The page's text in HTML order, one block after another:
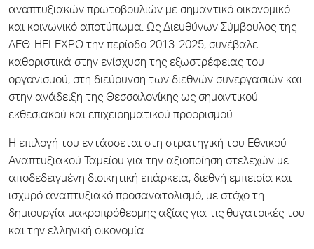
αναπτυξιακών πρωτοβουλιών με σημαντικό οικονομικό
και κοινωνικό αποτύπωμα. Ως Διευθύνων Σύμβουλος της
ΔΕΘ-HELEXPO την περίοδο 2013-2025, συνέβαλε
καθοριστικά στην ενίσχυση της εξωστρέφειας του
οργανισμού, στη διεύρυνση των διεθνών συνεργασιών και
στην ανάδειξη της Θεσσαλονίκης ως σημαντικού
εκθεσιακού και επιχειρηματικού προορισμού.
Η επιλογή του εντάσσεται στη στρατηγική του Εθνικού
Αναπτυξιακού Ταμείου για την αξιοποίηση στελεχών με
αποδεδειγμένη διοικητική επάρκεια, διεθνή εμπειρία και
ισχυρό αναπτυξιακό προσανατολισμό, με στόχο τη
δημιουργία μακροπρόθεσμης αξίας για τις θυγατρικές του
και την ελληνική οικονομία.